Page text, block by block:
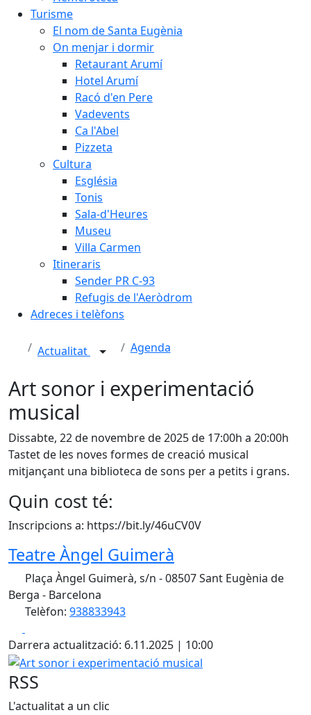
Turisme
El nom de Santa Eugènia
On menjar i dormir
Retaurant Arumí
Hotel Arumí
Racó d'en Pere
Vadevents
Ca l'Abel
Pizzeta
Cultura
Església
Tonis
Sala-d'Heures
Museu
Villa Carmen
Itineraris
Sender PR C-93
Refugis de l'Aeròdrom
Adreces i telèfons
Actualitat Agenda
Art sonor i experimentació
musical
Dissabte, 22 de novembre de 2025 de 17:00h a 20:00h
Tastet de les noves formes de creació musical
mitjançant una biblioteca de sons per a petits i grans.
Quin cost té:
Inscripcions a: https://bit.ly/46uCV0V
Teatre Àngel Guimerà
Plaça Àngel Guimerà, s/n - 08507 Sant Eugènia de
Berga - Barcelona
Telèfon: 938833943
Darrera actualització: 6.11.2025 | 10:00
Art sonor i experimentació musical
RSS
L'actualitat a un clic